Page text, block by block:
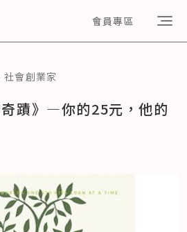
會員專區
社會創業家
蹟》—你的25元，他的